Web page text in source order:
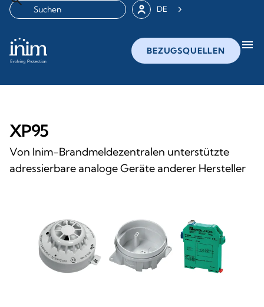
DE
BEZUGSQUELLEN menu
XP95
Von Inim-Brandmeldezentralen unterstützte
adressierbare analoge Geräte anderer Hersteller